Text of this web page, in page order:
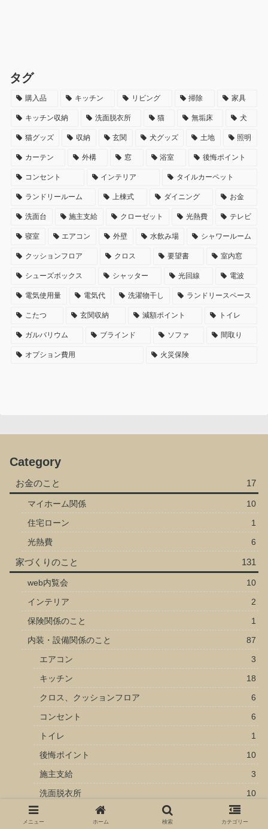
タグ
購入品 キッチン リビング 掃除 家具
キッチン収納 洗面脱衣所 猫 無垢床 犬
猫グッズ 収納 玄関 犬グッズ 土地 照明
カーテン 外構 窓 浴室 後悔ポイント
コンセント インテリア タイルカーペット
ランドリールーム 上棟式 ダイニング お金
洗面台 施主支給 クローゼット 光熱費 テレビ
寝室 エアコン 外壁 水飲み場 シャワールーム
クッションフロア クロス 要望書 室内窓
シューズボックス シャッター 光回線 電波
電気使用量 電気代 洗濯物干し ランドリースペース
こたつ 玄関収納 減額ポイント トイレ
ガルバリウム ブラインド ソファ 間取り
オプション費用 火災保険
Category
お金のこと 17
マイホーム関係
10
住宅ローン
1
光熱費
6
家づくりのこと 131
web内覧会
10
インテリア
2
保険関係のこと
1
内装・設備関係のこと
87
エアコン
3
キッチン
18
クロス、クッションフロア
6
コンセント
6
トイレ
1
後悔ポイント
10
施主支給
3
洗面脱衣所
10
メニュー ホーム 検索 カテゴリー